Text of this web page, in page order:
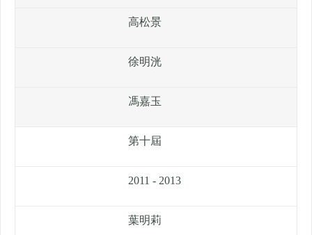
高松景
徐明洸
馮嘉玉
第十屆
2011 - 2013
葉明莉